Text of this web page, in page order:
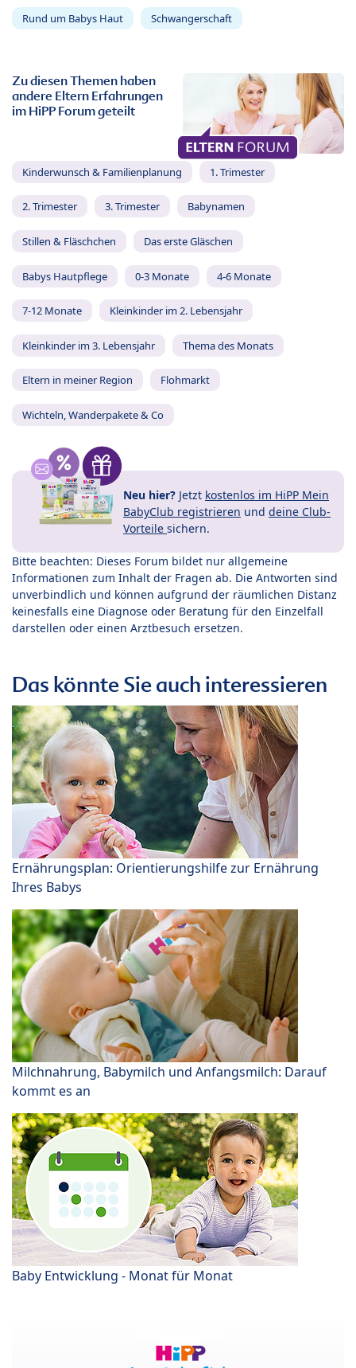
Rund um Babys Haut Schwangerschaft
Zu diesen Themen haben
andere Eltern Erfahrungen
im HiPP Forum geteilt
Kinderwunsch & Familienplanung 1. Trimester
2. Trimester 3. Trimester Babynamen
Stillen & Fläschchen Das erste Gläschen
Babys Hautpflege 0-3 Monate 4-6 Monate
7-12 Monate Kleinkinder im 2. Lebensjahr
Kleinkinder im 3. Lebensjahr Thema des Monats
Eltern in meiner Region Flohmarkt
Wichteln, Wanderpakete & Co
Neu hier? Jetzt kostenlos im HiPP Mein
BabyClub registrieren und deine Club-
Vorteile sichern.
Bitte beachten: Dieses Forum bildet nur allgemeine
Informationen zum Inhalt der Fragen ab. Die Antworten sind
unverbindlich und können aufgrund der räumlichen Distanz
keinesfalls eine Diagnose oder Beratung für den Einzelfall
darstellen oder einen Arztbesuch ersetzen.
Das könnte Sie auch interessieren
Ernährungsplan: Orientierungshilfe zur Ernährung
Ihres Babys
Milchnahrung, Babymilch und Anfangsmilch: Darauf
kommt es an
Baby Entwicklung - Monat für Monat